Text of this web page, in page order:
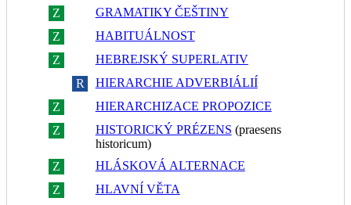
Z
GRAMATIKY ČEŠTINY
Z
HABITUÁLNOST
Z
HEBREJSKÝ SUPERLATIV
R
HIERARCHIE ADVERBIÁLIÍ
Z
HIERARCHIZACE PROPOZICE
Z
HISTORICKÝ PRÉZENS (praesens
historicum)
Z
HLÁSKOVÁ ALTERNACE
Z
HLAVNÍ VĚTA